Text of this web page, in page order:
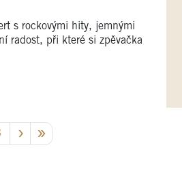
s rockovými hity, jemnými
radost, při které si zpěvačka